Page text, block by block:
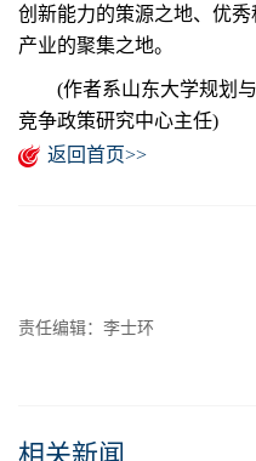
创新能力的策源之地、优
产业的聚集之地。
(作者系山东大学规划与
竞争政策研究中心主任)
返回首页>>
责任编辑：李士环
相关新闻